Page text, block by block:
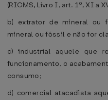
(RICMS, Livro I, art. 1º, XI a
b) extrator de mineral ou
mineral ou fóssil e não for
c) industrial aquele que
funcionamento, o
consumo;
d) comercial atacadista